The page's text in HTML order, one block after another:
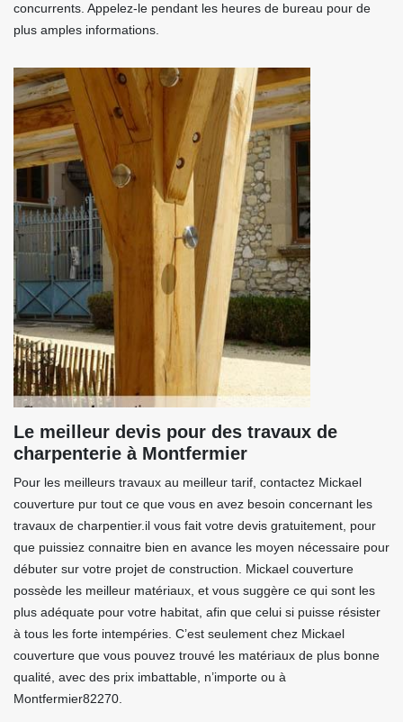
concurrents. Appelez-le pendant les heures de bureau pour de
plus amples informations.
Le meilleur devis pour des travaux de
charpenterie à Montfermier
Pour les meilleurs travaux au meilleur tarif, contactez Mickael
couverture pur tout ce que vous en avez besoin concernant les
travaux de charpentier.il vous fait votre devis gratuitement, pour
que puissiez connaitre bien en avance les moyen nécessaire pour
débuter sur votre projet de construction. Mickael couverture
possède les meilleur matériaux, et vous suggère ce qui sont les
plus adéquate pour votre habitat, afin que celui si puisse résister
à tous les forte intempéries. C’est seulement chez Mickael
couverture que vous pouvez trouvé les matériaux de plus bonne
qualité, avec des prix imbattable, n’importe ou à
Montfermier82270.